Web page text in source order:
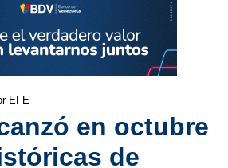
EFE
en octubre
de